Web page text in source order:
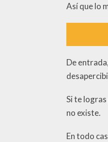
Así que lo
De
Si te
no existe.
En todo